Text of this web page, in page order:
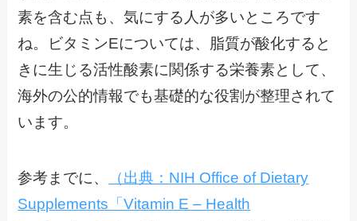
素を含む点も、気にする人が多いところです
ね。ビタミンEについては、脂質が酸化すると
きに生じる活性酸素に関係する栄養素として、
海外の公的情報でも基礎的な役割が整理されて
います。
参考までに、
（出典：NIH Office of Dietary
Supplements「Vitamin E – Health